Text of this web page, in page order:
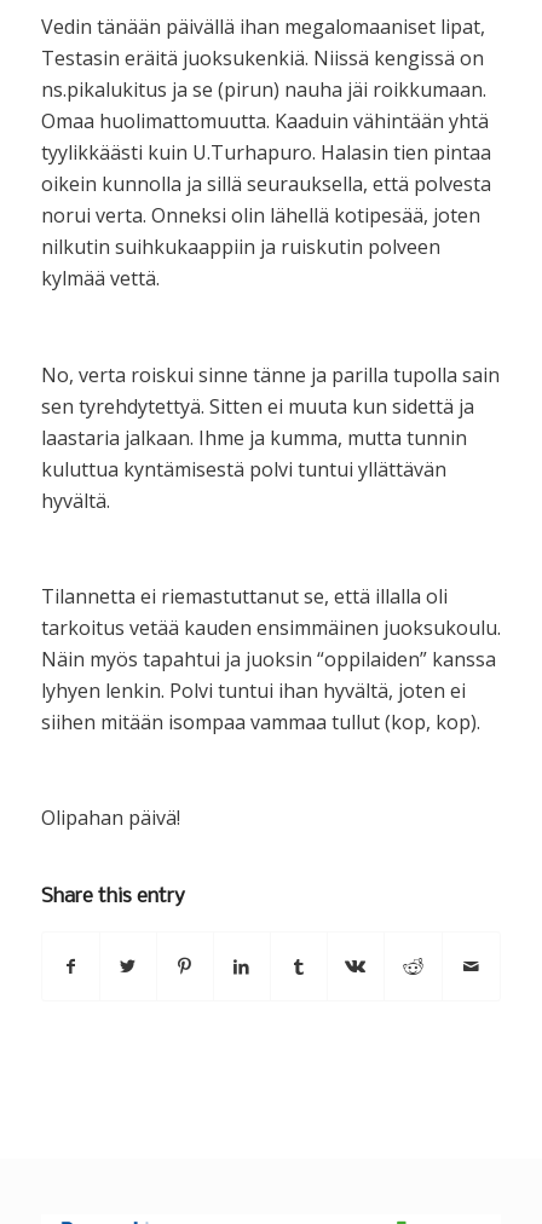
Vedin tänään päivällä ihan megalomaaniset lipat,
Testasin eräitä juoksukenkiä. Niissä kengissä on
ns.pikalukitus ja se (pirun) nauha jäi roikkumaan.
Omaa huolimattomuutta. Kaaduin vähintään yhtä
tyylikkäästi kuin U.Turhapuro. Halasin tien pintaa
oikein kunnolla ja sillä seurauksella, että polvesta
norui verta. Onneksi olin lähellä kotipesää, joten
nilkutin suihkukaappiin ja ruiskutin polveen
kylmää vettä.
No, verta roiskui sinne tänne ja parilla tupolla sain
sen tyrehdytettyä. Sitten ei muuta kun sidettä ja
laastaria jalkaan. Ihme ja kumma, mutta tunnin
kuluttua kyntämisestä polvi tuntui yllättävän
hyvältä.
Tilannetta ei riemastuttanut se, että illalla oli
tarkoitus vetää kauden ensimmäinen juoksukoulu.
Näin myös tapahtui ja juoksin “oppilaiden” kanssa
lyhyen lenkin. Polvi tuntui ihan hyvältä, joten ei
siihen mitään isompaa vammaa tullut (kop, kop).
Olipahan päivä!
Share this entry